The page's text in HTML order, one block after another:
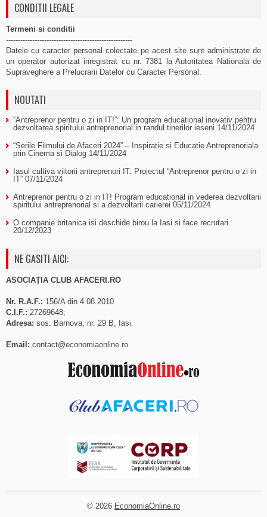
CONDITII LEGALE
Termeni si conditii
-----------------------------------------------------
Datele cu caracter personal colectate pe acest site sunt administrate de
un operator autorizat inregistrat cu nr. 7381 la Autoritatea Nationala de
Supraveghere a Prelucrarii Datelor cu Caracter Personal.
NOUTATI
“Antreprenor pentru o zi in IT!”: Un program educational inovativ pentru
dezvoltarea spiritului antreprenorial in randul tinerilor ieseni 14/11/2024
“Serile Filmului de Afaceri 2024” – Inspiratie si Educatie Antreprenoriala
prin Cinema si Dialog 14/11/2024
Iasul cultiva viitorii antreprenori IT: Proiectul “Antreprenor pentru o zi in
IT” 07/11/2024
Antreprenor pentru o zi in IT! Program educational in vederea dezvoltarii
spiritului antreprenorial si a dezvoltarii carierei 05/11/2024
O companie britanica isi deschide birou la Iasi si face recrutari
20/12/2023
NE GASITI AICI:
ASOCIAȚIA CLUB AFACERI.RO
Nr. R.A.F.: 156/A din 4.08.2010
C.I.F.: 27269648;
Adresa: sos. Barnova, nr. 29 B, Iasi.
Email: contact@economiaonline.ro
© 2026 EconomiaOnline.ro